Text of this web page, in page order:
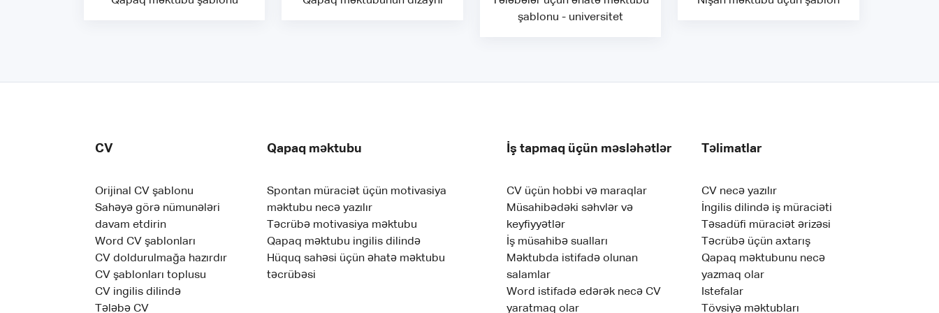
şablonu - universitet
CV
Orijinal CV şablonu
Sahəyə görə nümunələri
davam etdirin
Word CV şablonları
CV doldurulmağa hazırdır
CV şablonları toplusu
CV ingilis dilində
Tələbə CV
Qapaq məktubu
Spontan müraciət üçün motivasiya
məktubu necə yazılır
Təcrübə motivasiya məktubu
Qapaq məktubu ingilis dilində
Hüquq sahəsi üçün əhatə məktubu
təcrübəsi
İş tapmaq üçün məsləhətlər
CV üçün hobbi və maraqlar
Müsahibədəki səhvlər və
keyfiyyətlər
İş müsahibə sualları
Məktubda istifadə olunan
salamlar
Word istifadə edərək necə CV
yaratmaq olar
Təlimatlar
CV necə yazılır
İngilis dilində iş müraciəti
Təsadüfi müraciət ərizəsi
Təcrübə üçün axtarış
Qapaq məktubunu necə
yazmaq olar
Istefalar
Tövsiyə məktubları